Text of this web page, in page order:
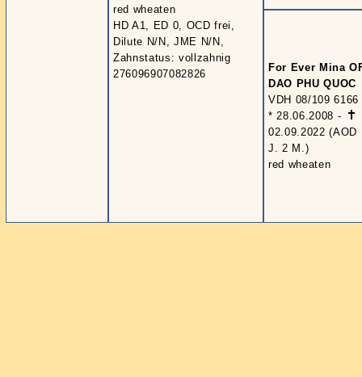
red wheaten
HD A1, ED 0, OCD frei,
Dilute N/N, JME N/N,
Zahnstatus: vollzahnig
276096907082826
For Ever Mina
DAO PHU QUOC
VDH 08/109 6166
* 28.06.2008 -
02.09.2022 (AOD
J. 2 M.)
red wheaten